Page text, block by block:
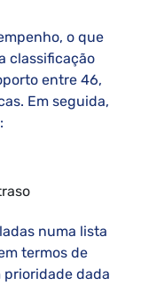
o que
classificação
entre 46,
Em seguida,
numa lista
termos de
prioridade dada